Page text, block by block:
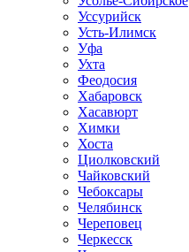
Уссурийск
Усть-Илимск
Уфа
Ухта
Феодосия
Хабаровск
Хасавюрт
Химки
Хоста
Циолковский
Чайковский
Чебоксары
Челябинск
Череповец
Черкесск